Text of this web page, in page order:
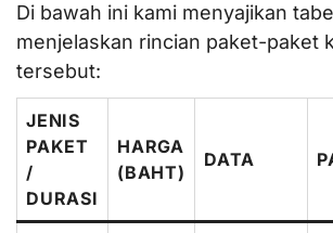
Di bawah ini kami menyajikan
menjelaskan rincian paket-paket
tersebut:
JENIS
PAKET
/
DURASI
HARGA
(BAHT)
DATA